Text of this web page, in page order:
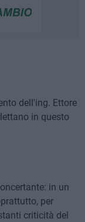
dell'ing. Ettore
in questo
in un
per
criticità del